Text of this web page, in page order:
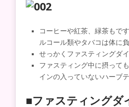
コーヒーや紅茶、緑茶もで
ルコール類やタバコは体に
せっかくファスティングダ
ファスティング中に摂って
インの入っていないハーブ
■ファスティングダ